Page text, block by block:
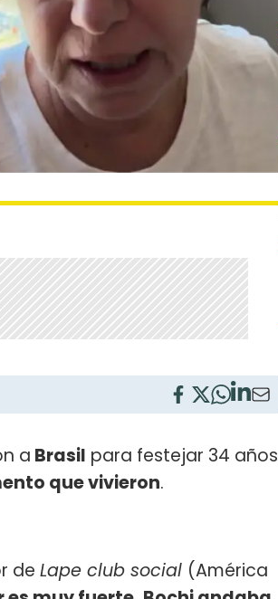
a Brasil para festejar 34 años
que vivieron.
de Lape club social (América